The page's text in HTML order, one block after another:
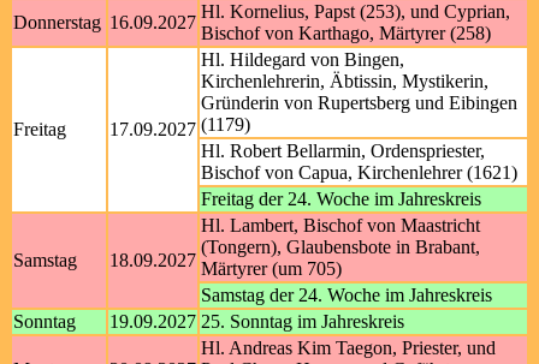
Donnerstag 16.09.2027
Hl. Kornelius, Papst (253), und Cyprian,
Bischof von Karthago, Märtyrer (258)
Freitag 17.09.2027
Hl. Hildegard von Bingen,
Kirchenlehrerin, Äbtissin, Mystikerin,
Gründerin von Rupertsberg und Eibingen
(1179)
Hl. Robert Bellarmin, Ordenspriester,
Bischof von Capua, Kirchenlehrer (1621)
Freitag der 24. Woche im Jahreskreis
Samstag 18.09.2027
Hl. Lambert, Bischof von Maastricht
(Tongern), Glaubensbote in Brabant,
Märtyrer (um 705)
Samstag der 24. Woche im Jahreskreis
Sonntag
19.09.2027 25. Sonntag im Jahreskreis
Hl. Andreas Kim Taegon, Priester, und